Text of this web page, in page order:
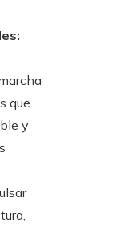
que
y